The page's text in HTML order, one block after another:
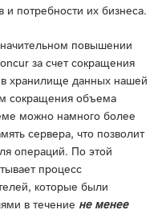
и потребности их бизнеса.
повышении
за счет сокращения
хранилище данных нашей
сокращения объема
можно намного более
сервера, что позволит
операций. По этой
процесс
которые были
в течение не менее